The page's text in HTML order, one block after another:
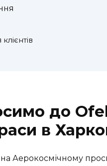
до
в
Аерокосмічному